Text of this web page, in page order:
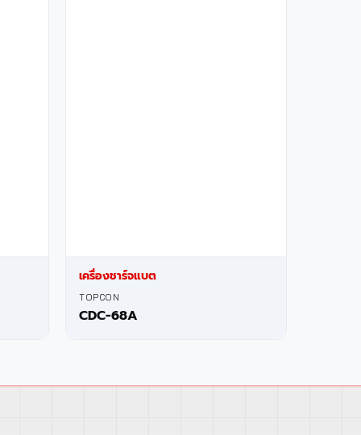
เครื่องชาร์จแบต
TOPCON
CDC-68A